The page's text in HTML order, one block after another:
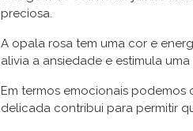
preciosa.
A opala rosa tem uma cor e
alivia a ansiedade e estimula
Em termos emocionais podemos
delicada contribui para permitir